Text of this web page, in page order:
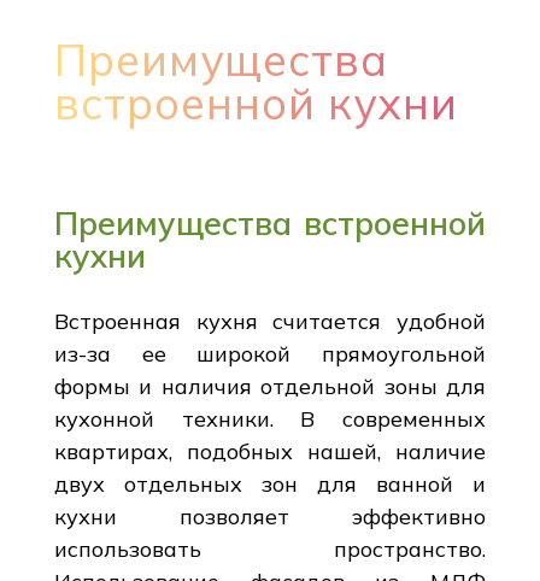
Преимущества
встроенной кухни
Преимущества встроенной
кухни
Встроенная кухня считается удобной
из-за ее широкой прямоугольной
формы и наличия отдельной зоны для
кухонной техники. В современных
квартирах, подобных нашей, наличие
двух отдельных зон для ванной и
кухни позволяет эффективно
использовать пространство.